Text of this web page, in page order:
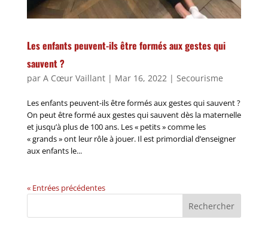
Les enfants peuvent-ils être formés aux gestes qui
sauvent ?
par A Cœur Vaillant| Mar 16, 2022| Secourisme
Les enfants peuvent-ils être formés aux gestes qui sauvent ?
On peut être formé aux gestes qui sauvent dès la maternelle
et jusqu’à plus de 100 ans. Les « petits » comme les
« grands » ont leur rôle à jouer. Il est primordial d’enseigner
aux enfants le...
« Entrées précédentes
Rechercher